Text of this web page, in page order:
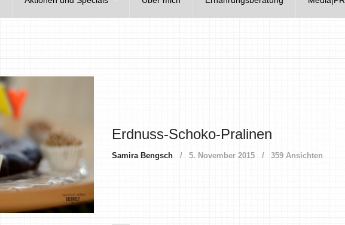
Erdnuss-Schoko-Pralinen
Samira Bengsch 5. November 2015 359 Ansichten